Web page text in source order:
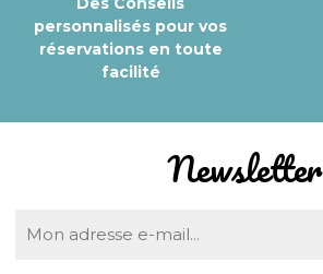
personnalisés pour vos
réservations en toute
facilité
Newsletter